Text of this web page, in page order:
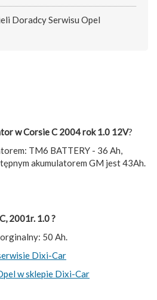
Doradcy Serwisu Opel
w Corsie C 2004 rok 1.0 12V?
TM6 BATTERY - 36 Ah,
akumulatorem GM jest 43Ah.
2001r. 1.0 ?
50 Ah.
Dixi-Car
w sklepie Dixi-Car